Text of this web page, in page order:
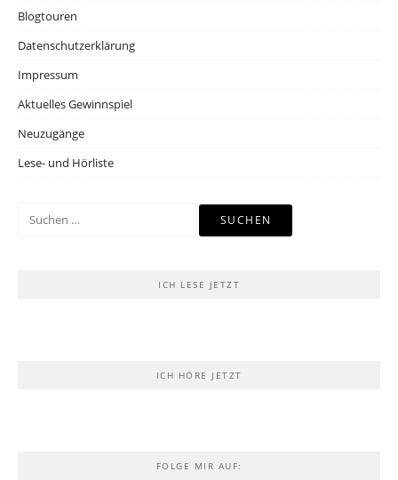
Blogtouren
Datenschutzerklärung
Impressum
Aktuelles Gewinnspiel
Neuzugänge
Lese- und Hörliste
Suchen
ICH LESE JETZT
ICH HÖRE JETZT
FOLGE MIR AUF: